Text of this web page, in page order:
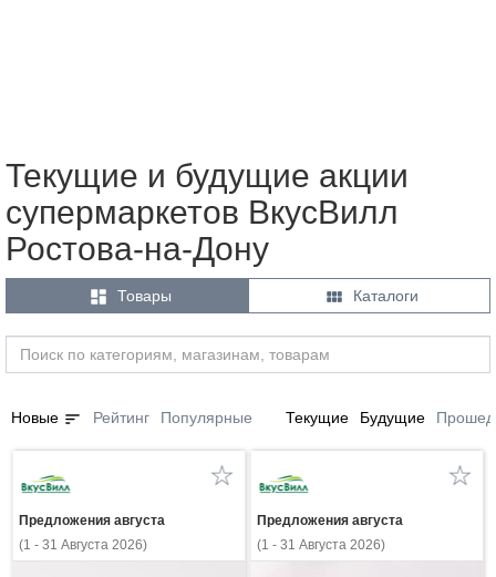
Текущие и будущие акции
супермаркетов ВкусВилл
Ростова-на-Дону
 Товары  Каталоги
Новые sort Рейтинг Популярные Текущие Будущие
Предложения августа
(1 - 31 Августа 2026)
Предложения августа
(1 - 31 Августа 2026)